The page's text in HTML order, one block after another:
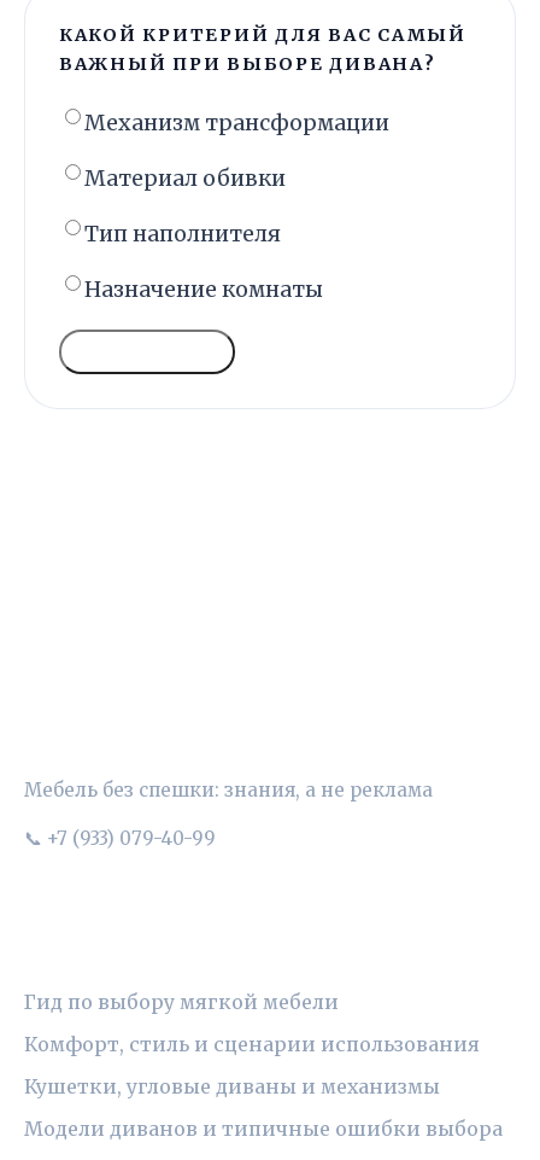
КАКОЙ КРИТЕРИЙ ДЛЯ ВАС САМЫЙ
ВАЖНЫЙ ПРИ ВЫБОРЕ ДИВАНА?
Механизм трансформации
Материал обивки
Тип наполнителя
Назначение комнаты
Мебель без спешки: знания, а не реклама
📞 +7 (933) 079-40-99
Гид по выбору мягкой мебели
Комфорт, стиль и сценарии использования
Кушетки, угловые диваны и механизмы
Модели диванов и типичные ошибки выбора